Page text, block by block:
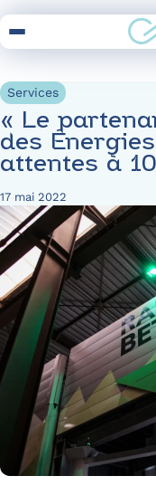
to
Services
« Le
des
attentes à
17 mai 2022